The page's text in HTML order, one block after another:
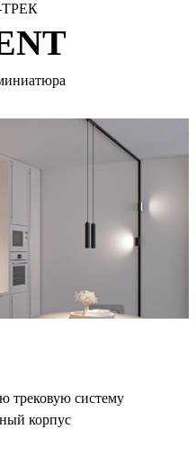
трековую систему
корпус